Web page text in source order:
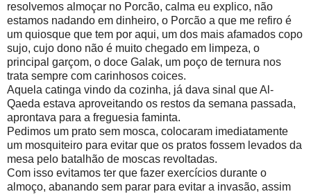
resolvemos almoçar no Porcão, calma eu explico, não
estamos nadando em dinheiro, o Porcão a que me refiro é
um quiosque que tem por aqui, um dos mais afamados copo
sujo, cujo dono não é muito chegado em limpeza, o
principal garçom, o doce Galak, um poço de ternura nos
trata sempre com carinhosos coices.
Aquela catinga vindo da cozinha, já dava sinal que Al-
Qaeda estava aproveitando os restos da semana passada,
aprontava para a freguesia faminta.
Pedimos um prato sem mosca, colocaram imediatamente
um mosquiteiro para evitar que os pratos fossem levados da
mesa pelo batalhão de moscas revoltadas.
Com isso evitamos ter que fazer exercícios durante o
almoço, abanando sem parar para evitar a invasão, assim